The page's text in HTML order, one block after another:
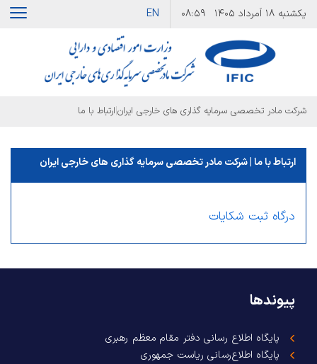
یکشنبه ۱۸ اَمرداد ۱۴۰۵ ۰۸:۵۹ EN
شرکت مادر تخصصی سرمایه گذاری های خارجی ایران ارتباط با ما
ارتباط با ما | شرکت مادر تخصصی سرمایه گذاری های خارجی ایران
درگاه ثبت شکایات
پیوندها
پایگاه اطلاع رسانی دفتر مقام معظم رهبری
پایگاه اطلاع‌رسانی ریاست جمهوری